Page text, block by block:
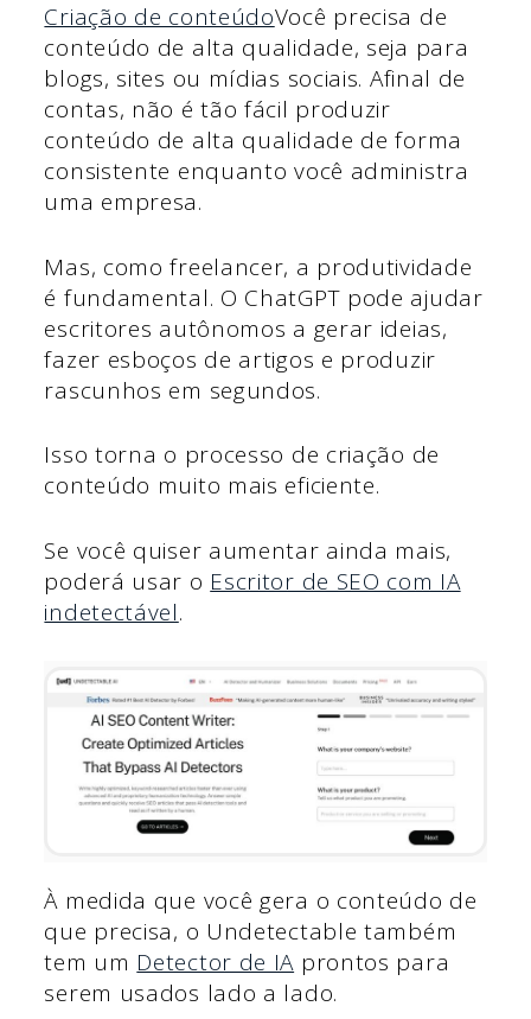
Criação de conteúdoVocê precisa de
conteúdo de alta qualidade, seja para
blogs, sites ou mídias sociais. Afinal de
contas, não é tão fácil produzir
conteúdo de alta qualidade de forma
consistente enquanto você administra
uma empresa.
Mas, como freelancer, a produtividade
é fundamental. O ChatGPT pode ajudar
escritores autônomos a gerar ideias,
fazer esboços de artigos e produzir
rascunhos em segundos.
Isso torna o processo de criação de
conteúdo muito mais eficiente.
Se você quiser aumentar ainda mais,
poderá usar o Escritor de SEO com IA
indetectável.
À medida que você gera o conteúdo de
que precisa, o Undetectable também
tem um Detector de IA prontos para
serem usados lado a lado.